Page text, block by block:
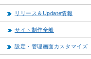
リリース＆Update情報
サイト制作全般
設定・管理画面カスタマイズ